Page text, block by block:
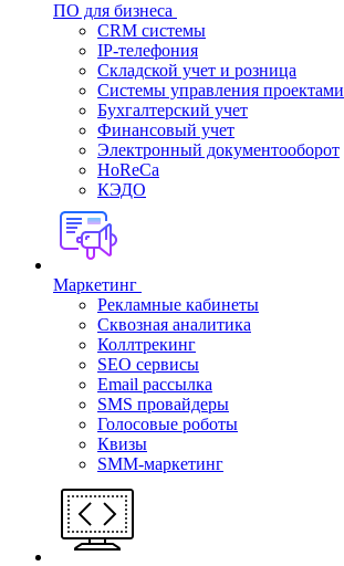
ПО для бизнеса
CRM системы
IP-телефония
Складской учет и розница
Системы управления проектами
Бухгалтерский учет
Финансовый учет
Электронный документооборот
HoReCa
КЭДО
Маркетинг
Рекламные кабинеты
Cквозная аналитика
Коллтрекинг
SEO сервисы
Email расcылка
SMS провайдеры
Голосовые роботы
Квизы
SMM-маркетинг